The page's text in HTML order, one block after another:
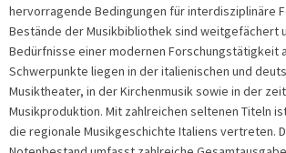
hervorragende Bedingungen für interdisziplinäre
Bestände der Musikbibliothek sind weitgefächert
Bedürfnisse einer modernen Forschungstätigkeit
Schwerpunkte liegen in der italienischen und
Musiktheater, in der Kirchenmusik sowie in der
Musikproduktion. Mit zahlreichen seltenen Titeln
die regionale Musikgeschichte Italiens vertreten.